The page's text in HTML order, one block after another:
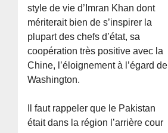
style de vie d’Imran Khan dont
mériterait bien de s’inspirer la
plupart des chefs d’état, sa
coopération très positive avec la
Chine, l’éloignement à l’égard de
Washington.
Il faut rappeler que le Pakistan
était dans la région l’arrière cour